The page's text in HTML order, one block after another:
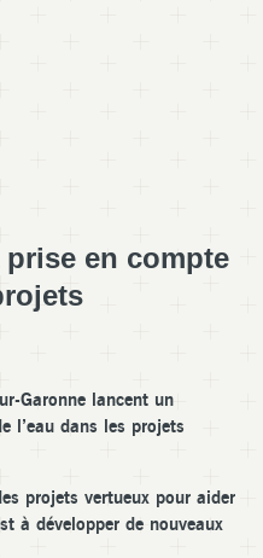
en compte
Garonne lancent un
l’eau dans les projets
projets vertueux pour aider
à développer de nouveaux